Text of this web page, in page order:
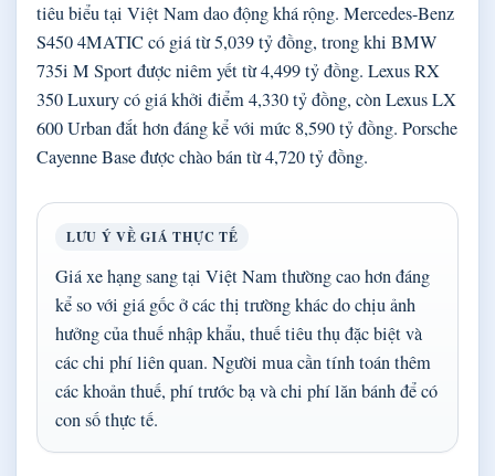
tiêu biểu tại Việt Nam dao động khá rộng. Mercedes-Benz
S450 4MATIC có giá từ 5,039 tỷ đồng, trong khi BMW
735i M Sport được niêm yết từ 4,499 tỷ đồng. Lexus RX
350 Luxury có giá khởi điểm 4,330 tỷ đồng, còn Lexus LX
600 Urban đắt hơn đáng kể với mức 8,590 tỷ đồng. Porsche
Cayenne Base được chào bán từ 4,720 tỷ đồng.
LƯU Ý VỀ GIÁ THỰC TẾ
Giá xe hạng sang tại Việt Nam thường cao hơn đáng
kể so với giá gốc ở các thị trường khác do chịu ảnh
hưởng của thuế nhập khẩu, thuế tiêu thụ đặc biệt và
các chi phí liên quan. Người mua cần tính toán thêm
các khoản thuế, phí trước bạ và chi phí lăn bánh để có
con số thực tế.